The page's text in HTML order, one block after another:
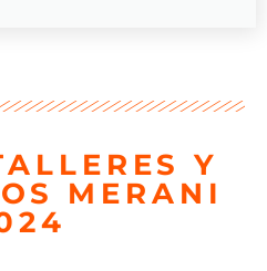
Y
MERANI